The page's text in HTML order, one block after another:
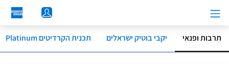
לתוכן
תרבות ופנאי יקבי בוטיק ישראלים תכנית הקרדיטים Platinum